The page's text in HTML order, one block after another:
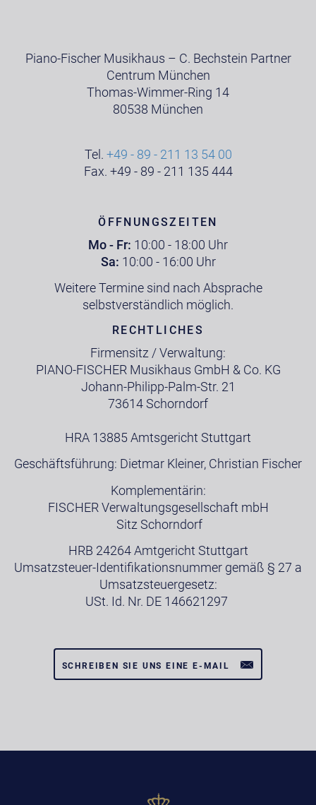
Piano-Fischer Musikhaus – C. Bechstein Partner
Centrum München
Thomas-Wimmer-Ring 14
80538 München
Tel. +49 - 89 - 211 13 54 00
Fax. +49 - 89 - 211 135 444
ÖFFNUNGSZEITEN
Mo - Fr: 10:00 - 18:00 Uhr
Sa: 10:00 - 16:00 Uhr
Weitere Termine sind nach Absprache
selbstverständlich möglich.
RECHTLICHES
Firmensitz / Verwaltung:
PIANO-FISCHER Musikhaus GmbH & Co. KG
Johann-Philipp-Palm-Str. 21
73614 Schorndorf
HRA 13885 Amtsgericht Stuttgart
Geschäftsführung: Dietmar Kleiner, Christian Fischer
Komplementärin:
FISCHER Verwaltungsgesellschaft mbH
Sitz Schorndorf
HRB 24264 Amtgericht Stuttgart
Umsatzsteuer-Identifikationsnummer gemäß § 27 a
Umsatzsteuergesetz:
USt. Id. Nr. DE 146621297
SCHREIBEN SIE UNS EINE E-MAIL